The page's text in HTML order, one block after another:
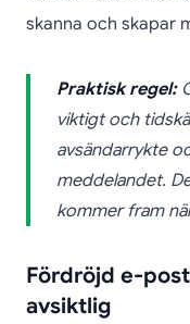
skanna och skapar
Praktisk regel:
viktigt och
avsändarrykte
meddelandet.
kommer fram
Fördröjd e-
avsiktlig